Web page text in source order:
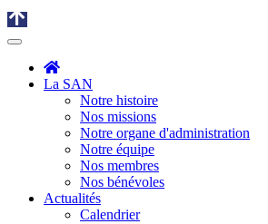
La SAN
Notre histoire
Nos missions
Notre organe d'administration
Notre équipe
Nos membres
Nos bénévoles
Actualités
Calendrier